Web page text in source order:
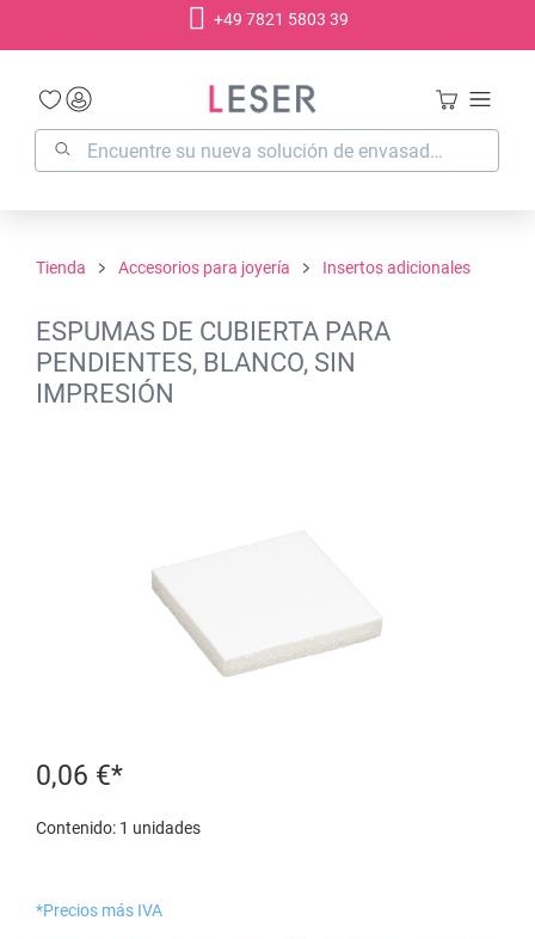
+49 7821 5803 39
Tienda Accesorios para joyería Insertos adicionales
ESPUMAS DE CUBIERTA PARA
PENDIENTES, BLANCO, SIN
IMPRESIÓN
0,06 €*
Contenido: 1 unidades
*Precios más IVA